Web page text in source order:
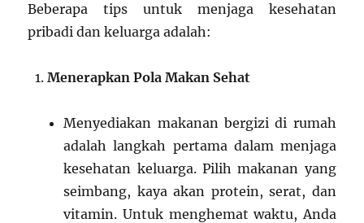
Beberapa tips untuk menjaga kesehatan
pribadi dan keluarga adalah:
Menerapkan Pola Makan Sehat
Menyediakan makanan bergizi di rumah
adalah langkah pertama dalam menjaga
kesehatan keluarga. Pilih makanan yang
seimbang, kaya akan protein, serat, dan
vitamin. Untuk menghemat waktu, Anda